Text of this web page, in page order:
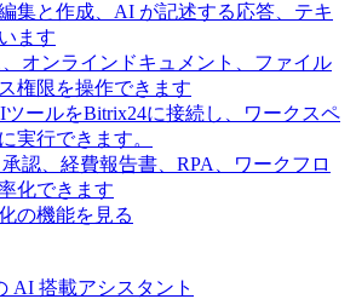
集と作成、AI が記述する応答、テキ
ます
オンラインドキュメント、ファイル
権限を操作できます
ールをBitrix24に接続し、ワークスペ
実行できます。
認、経費報告書、RPA、ワークフロ
化できます
の機能を見る
AI 搭載アシスタント